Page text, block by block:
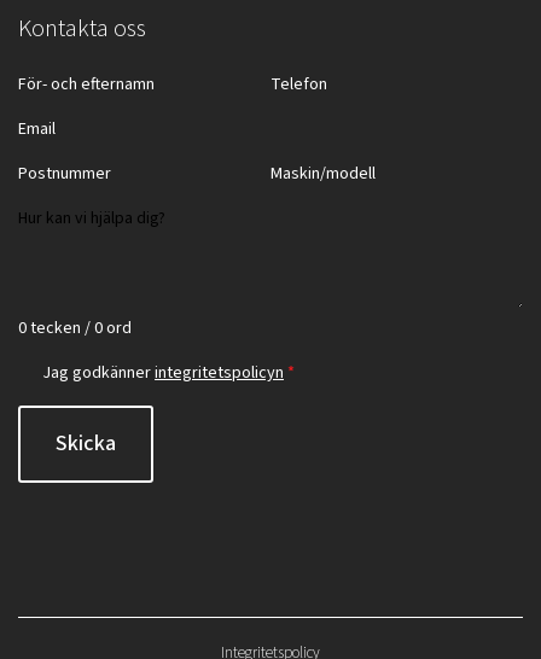
Kontakta oss
0 tecken / 0 ord
Jag godkännerintegritetspolicyn *
Skicka
Integritetspolicy